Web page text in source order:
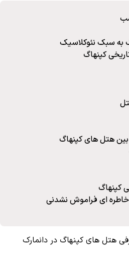
ای فراموش نشدنی
هتل های کپنهاگ در دانمارک